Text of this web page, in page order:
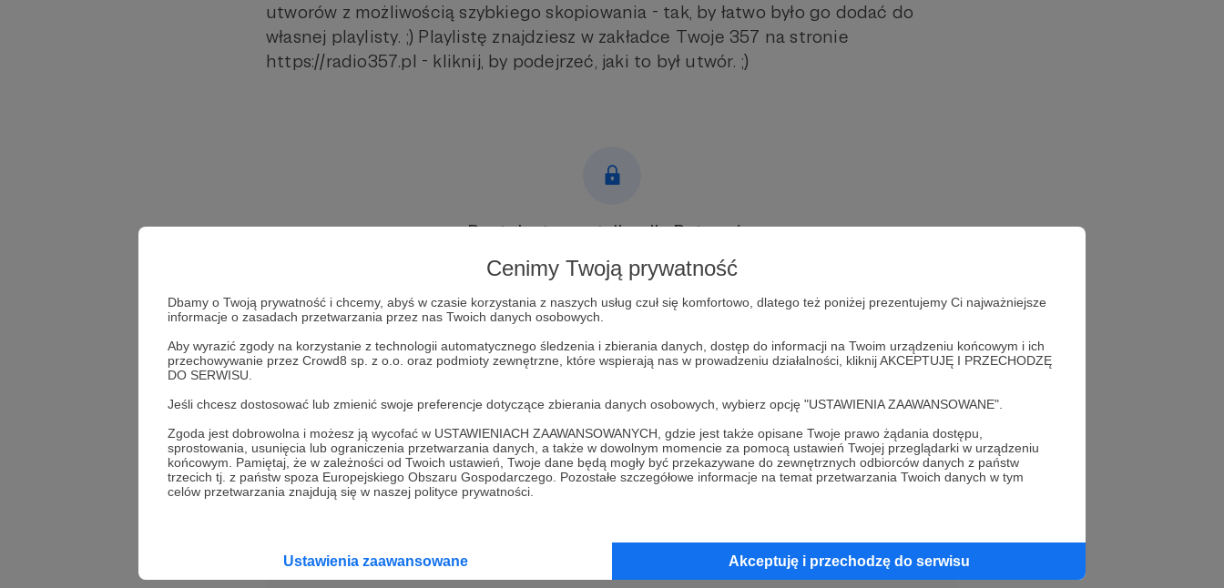
Cenimy Twoją prywatność
Dbamy o Twoją prywatność i chcemy, abyś w czasie korzystania z naszych usług czuł się komfortowo, dlatego też poniżej prezentujemy Ci najważniejsze
informacje o zasadach przetwarzania przez nas Twoich danych osobowych.
Aby wyrazić zgody na korzystanie z technologii automatycznego śledzenia i zbierania danych, dostęp do informacji na Twoim urządzeniu końcowym i ich
przechowywanie przez Crowd8 sp. z o.o. oraz podmioty zewnętrzne, które wspierają nas w prowadzeniu działalności, kliknij AKCEPTUJĘ I PRZECHODZĘ
DO SERWISU.
Jeśli chcesz dostosować lub zmienić swoje preferencje dotyczące zbierania danych osobowych, wybierz opcję "USTAWIENIA ZAAWANSOWANE".
Zgoda jest dobrowolna i możesz ją wycofać w USTAWIENIACH ZAAWANSOWANYCH, gdzie jest także opisane Twoje prawo żądania dostępu,
sprostowania, usunięcia lub ograniczenia przetwarzania danych, a także w dowolnym momencie za pomocą ustawień Twojej przeglądarki w urządzeniu
końcowym. Pamiętaj, że w zależności od Twoich ustawień, Twoje dane będą mogły być przekazywane do zewnętrznych odbiorców danych z państw
trzecich tj. z państw spoza Europejskiego Obszaru Gospodarczego. Pozostałe szczegółowe informacje na temat przetwarzania Twoich danych w tym
celów przetwarzania znajdują się w naszej polityce prywatności.
Ustawienia zaawansowane Akceptuję i przechodzę do serwisu
utworów z możliwością szybkiego skopiowania - tak, by łatwo było go dodać do
własnej playlisty. ;) Playlistę znajdziesz w zakładce Twoje 357 na stronie
https://radio357.pl - kliknij, by podejrzeć, jaki to był utwór. ;)
Post dostępny tylko dla Patronów
Aby zobaczyć ten materiał musisz być zalogowany
Zostań Patronem
Zaloguj się
www
Udostępnij
Radio 357 Zobacz profil autora